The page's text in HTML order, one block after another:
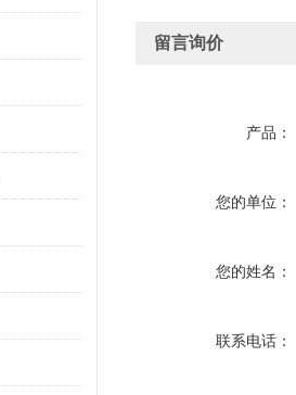
留言询价
产品：
您的单位：
您的姓名：
联系电话：